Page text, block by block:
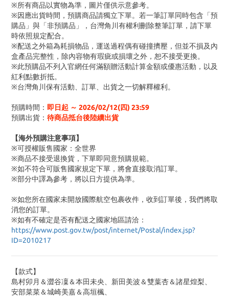
※所有商品以實物為準，圖片僅供示意參考。
※因應出貨時間，預購商品請獨立下單。若一筆訂單同時包含「預
購品」與「非預購品」，台灣角川有權利刪除整筆訂單，請下單
時依照規定配合。
※配送之外箱為耗損物品，運送過程偶有碰撞擠壓，但並不損及內
盒產品完整性，除內容物有瑕疵或損壞之外，恕不接受更換。
※此預購品不列入官網任何滿額贈活動計算金額或優惠活動，以及
紅利點數折抵。
※台灣角川保有活動、訂單、出貨之一切解釋權利。
預購時間： 即日起 ～ 2026/02/12(四) 23:59
預購出貨： 待商品抵台後陸續出貨
【海外預購注意事項】
※可授權販售國家：全世界
※商品不接受退換貨，下單即同意預購規範。
※如不符合可販售國家規定下單，將會直接取消訂單。
※部分中譯為參考，將以日方提供為準。
※如您所在國家未開放國際航空包裹收件，收到訂單後，我們將取
消您的訂單。
※如有不確定是否有配送之國家地區請洽：
https://www.post.gov.tw/post/internet/Postal/index.jsp?
ID=2010217
【款式】
島村卯月＆澀谷凜＆本田未央、新田美波＆雙葉杏＆諸星煌梨、
安部菜菜＆城崎美嘉＆高垣楓、